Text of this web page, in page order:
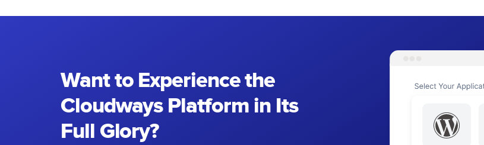
Want to Experience the
Cloudways Platform in Its
Full Glory?